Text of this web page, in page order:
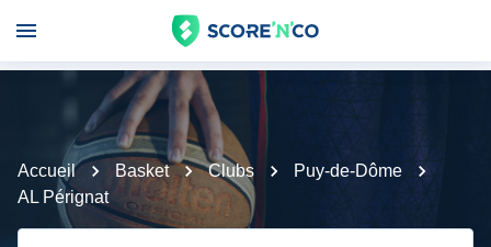
Accueil Basket Clubs
Puy-de-Dôme
AL Pérignat